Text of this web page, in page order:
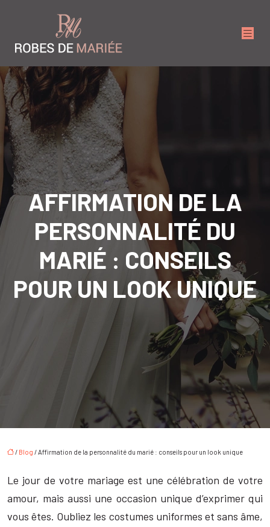
AFFIRMATION DE LA
PERSONNALITÉ DU
MARIÉ : CONSEILS
POUR UN LOOK UNIQUE
/ Blog / Affirmation de la personnalité du marié : conseils pour un look unique
Le jour de votre mariage est une célébration de votre
amour, mais aussi une occasion unique d’exprimer qui
vous êtes. Oubliez les costumes uniformes et sans âme,